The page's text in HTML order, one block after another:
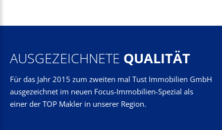
AUSGEZEICHNETE QUALITÄT
Für das Jahr 2015 zum zweiten mal Tust Immobilien GmbH
ausgezeichnet im neuen Focus-Immobilien-Spezial als
einer der TOP Makler in unserer Region.